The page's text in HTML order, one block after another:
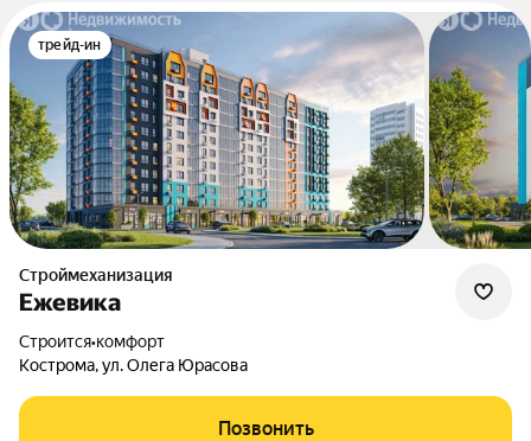
трейд-ин
Строймеханизация
Ежевика
Строится•комфорт
Кострома, ул. Олега Юрасова
Позвонить